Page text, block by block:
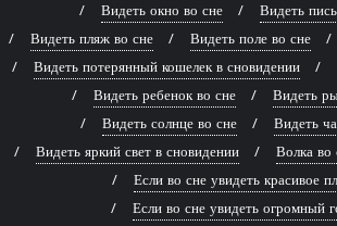
Видеть окно во сне
Видеть
Видеть пляж во сне
Видеть поле во сне
Видеть потерянный кошелек в сновидении
Видеть ребенок во сне
Видеть
Видеть солнце во сне
Видеть
Видеть яркий свет в сновидении
Волка во
Если во сне увидеть красивое
Если во сне увидеть огромный